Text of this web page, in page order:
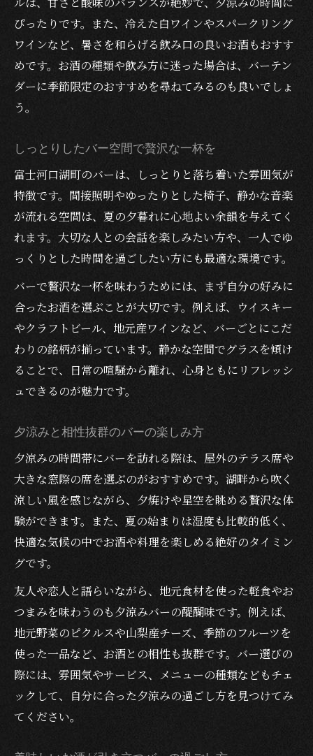
ぴったりです。また、冷えた白ワインやスパークリング
ワインなど、暑さを和らげる飲み口の良いお酒もおすす
めです。お酒の種類や飲み方に迷った場合は、バーテン
ダーに季節限定のおすすめを尋ねてみるのも良いでしょ
う。
しっとりしたバー空間で贅沢な一杯を
富士河口湖町のバーは、しっとりと落ち着いた雰囲気が
特徴です。間接照明やゆったりとした椅子、静かな音楽
が流れる空間は、夏の夕暮れに心地よい余韻を与えてく
れます。大切な人との会話を楽しみたい方や、一人でゆ
っくりとした時間を過ごしたい方にも最適な環境です。
バーで贅沢な一杯を味わうためには、まず自分の好みに
合ったお酒を選ぶことが大切です。例えば、ウイスキー
やクラフトビール、地元産ワインなど、バーごとにこだ
わりの銘柄が揃っています。静かな空間でグラスを傾け
ることで、日常の喧騒から離れ、心身ともにリフレッシ
ュできるのが魅力です。
夕涼みと相性抜群のバーの楽しみ方
夕涼みの時間帯にバーを訪れる際は、屋外のテラス席や
大きな窓際の席を選ぶのがおすすめです。湖畔から吹く
涼しい風を感じながら、夕焼けや星空を眺める贅沢な体
験ができます。また、夏の始まりは湿度も比較的低く、
快適な気候の中でお酒や料理を楽しめる絶好のタイミン
グです。
友人や恋人と語らいながら、地元食材を使った軽食やお
つまみを味わうのも夕涼みバーの醍醐味です。例えば、
地元野菜のピクルスや山梨産チーズ、季節のフルーツを
使った一品など、お酒との相性も抜群です。バー選びの
際には、雰囲気やサービス、メニューの種類などもチェ
ックして、自分に合った夕涼みの過ごし方を見つけてみ
てください。